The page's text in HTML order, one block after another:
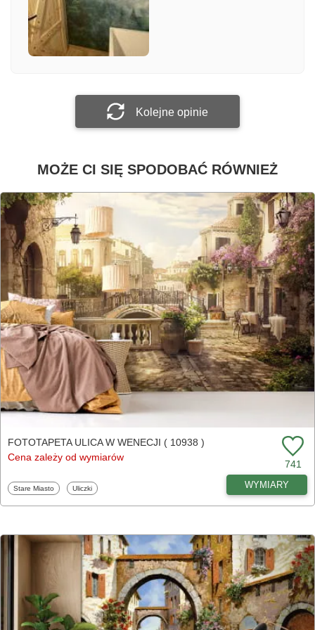
Załącz zdjęcie
Kolejne opinie
MOŻE CI SIĘ SPODOBAĆ RÓWNIEŻ
FOTOTAPETA ULICA W WENECJI ( 10938 )
Cena zależy od wymiarów
741
Fototapety
Stare Miasto Fototapety
Uliczki WYMIARY